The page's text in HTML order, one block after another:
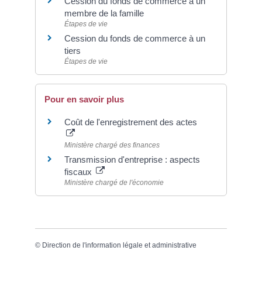
membre de la famille
Étapes de vie
Cession du fonds de commerce à un
tiers
Étapes de vie
Pour en savoir plus
Coût de l'enregistrement des actes
Ministère chargé des finances
Transmission d'entreprise : aspects
fiscaux
Ministère chargé de l'économie
© Direction de l'information légale et administrative